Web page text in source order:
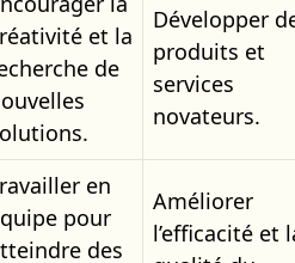
et la
de
Développer
produits et
services
novateurs.
en
pour
des
Améliorer
l’efficacité et